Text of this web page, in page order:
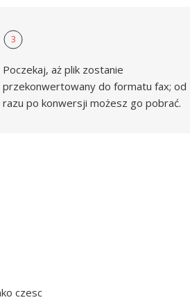
3
Poczekaj, aż plik zostanie
przekonwertowany do formatu fax; od
razu po konwersji możesz go pobrać.
czesc